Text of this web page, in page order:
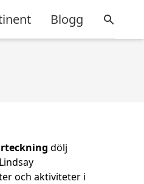
Blogg
dölj
och aktiviteter i